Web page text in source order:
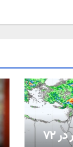
وضعیت جوی کشور در ۷۲